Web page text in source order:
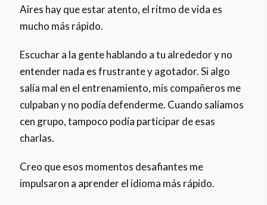
Aires hay que estar atento, el ritmo de vida es
mucho más rápido.
Escuchar a la gente hablando a tu alrededor y no
entender nada es frustrante y agotador. Si algo
salía mal en el entrenamiento, mis compañeros me
culpaban y no podía defenderme. Cuando salíamos
cen grupo, tampoco podía participar de esas
charlas.
Creo que esos momentos desafiantes me
impulsaron a aprender el idioma más rápido.